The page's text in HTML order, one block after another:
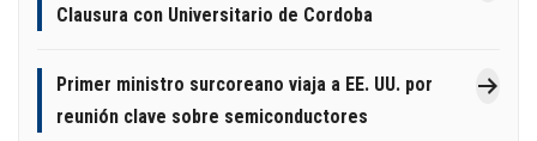
Clausura con Universitario de Cordoba
Primer ministro surcoreano viaja a EE. UU. por
reunión clave sobre semiconductores